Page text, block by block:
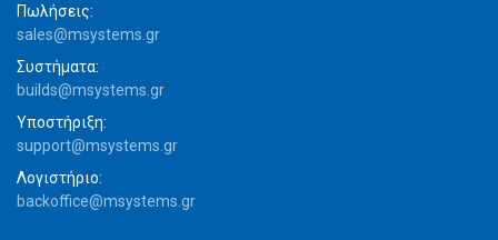
Πωλήσεις:
sales@msystems.gr
Συστήματα:
builds@msystems.gr
Υποστήριξη:
support@msystems.gr
Λογιστήριο:
backoffice@msystems.gr